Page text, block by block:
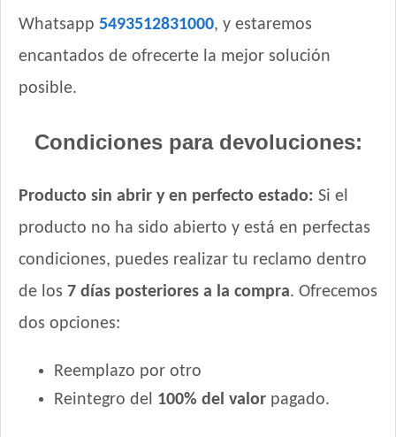
Vitalcan Balanced Perro Adulto Raza Mediana
Vitalcan Complete Control de Peso
Vitalcan Complete Perro Adulto de Raza Mediana y Grande
Vitalcan Premium Perro Control de Peso
Vitalcan Therapy Canine Gastrointestinal Aid
Vitalcan Therapy Canine Hypoallergenic Care
Vitalcan Therapy Canine Mobility AID
Vitalcan Therapy Canine Renal
Voraz Perros Adultos
Xtreme Dog Criadores Perro Adulto
Xtreme Dog Perro Adulto
Whatsapp 5493512831000, y estaremos
encantados de ofrecerte la mejor solución
posible.
Condiciones para devoluciones:
Producto sin abrir y en perfecto estado: Si el
producto no ha sido abierto y está en perfectas
condiciones, puedes realizar tu reclamo dentro
de los 7 días posteriores a la compra. Ofrecemos
dos opciones:
Reemplazo por otro
Reintegro del 100% del valor pagado.